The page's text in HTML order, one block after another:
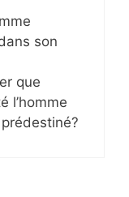
son
que
l’homme